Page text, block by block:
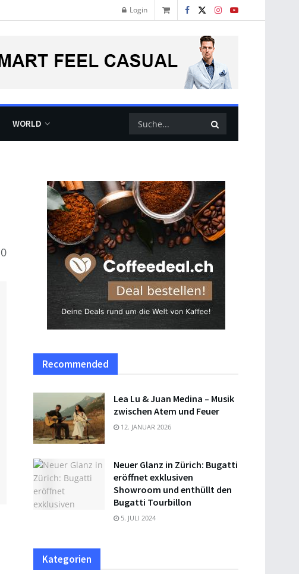
Login
WORLD
0
Recommended
Lea Lu & Juan Medina – Musik
zwischen Atem und Feuer
12. JANUAR 2026
Neuer Glanz in Zürich: Bugatti
eröffnet exklusiven
Showroom und enthüllt den
Bugatti Tourbillon
5. JULI 2024
Kategorien